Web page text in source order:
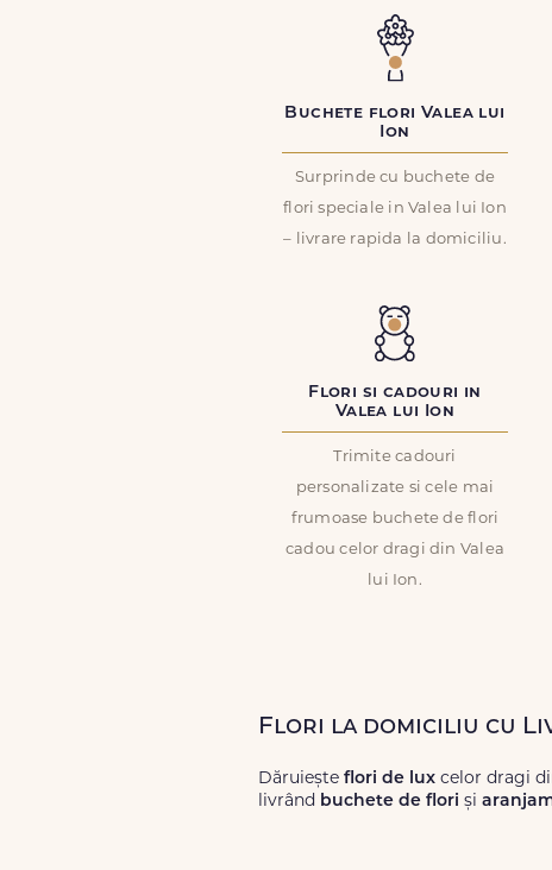
Buchete flori Valea lui
Ion
Surprinde cu buchete de
flori speciale in Valea lui Ion
– livrare rapida la domiciliu.
Flori si cadouri in
Valea lui Ion
Trimite cadouri
personalizate si cele mai
frumoase buchete de flori
cadou celor dragi din Valea
lui Ion.
Flori la domiciliu cu
Dăruiește flori de lux celor dragi
livrând buchete de flori și